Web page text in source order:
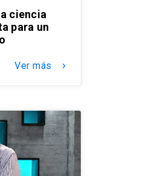
ciencia
para un
Ver más keyboard_arrow_right